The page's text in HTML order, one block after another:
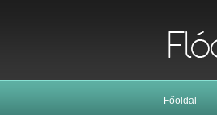
Főoldal